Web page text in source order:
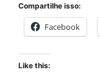
Compartilhe isso:
Facebook
Like this: